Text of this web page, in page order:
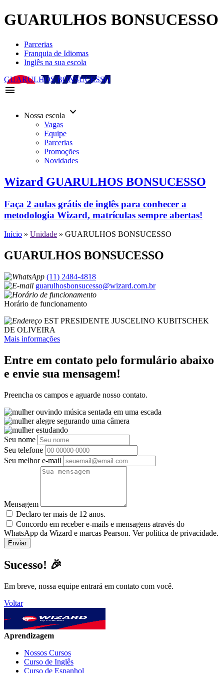
GUARULHOS BONSUCESSO
Parcerias
Franquia de Idiomas
Inglês na sua escola
GUARULHOS BONSUCESSO
menu
Nossa escola keyboard_arrow_down
Vagas
Equipe
Parcerias
Promoções
Novidades
Wizard GUARULHOS BONSUCESSO
Faça 2 aulas grátis de inglês para conhecer a
metodologia Wizard, matrículas sempre abertas!
Início » Unidade » GUARULHOS BONSUCESSO
GUARULHOS BONSUCESSO
(11) 2484-4818
guarulhosbonsucesso@wizard.com.br
Horário de funcionamento
EST PRESIDENTE JUSCELINO KUBITSCHEK
DE OLIVEIRA
Mais informações
Entre em contato pelo formulário abaixo
e envie sua mensagem!
Preencha os campos e aguarde nosso contato.
Seu nome
Seu telefone
Seu melhor e-mail
Mensagem
Declaro ter mais de 12 anos.
Concordo em receber e-mails e mensagens através do
WhatsApp da Wizard e marcas Pearson. Ver política de privacidade.
Sucesso! 🎉
Em breve, nossa equipe entrará em contato com você.
Voltar
Aprendizagem
Nossos Cursos
Curso de Inglês
Curso de Espanhol